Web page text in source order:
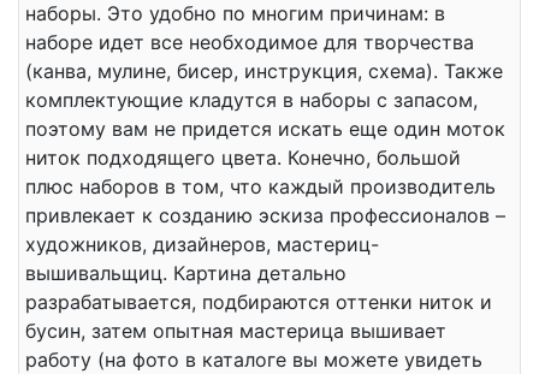
наборы. Это удобно по многим причинам: в
наборе идет все необходимое для творчества
(канва, мулине, бисер, инструкция, схема). Также
комплектующие кладутся в наборы с запасом,
поэтому вам не придется искать еще один моток
ниток подходящего цвета. Конечно, большой
плюс наборов в том, что каждый производитель
привлекает к созданию эскиза профессионалов –
художников, дизайнеров, мастериц-
вышивальщиц. Картина детально
разрабатывается, подбираются оттенки ниток и
бусин, затем опытная мастерица вышивает
работу (на фото в каталоге вы можете увидеть